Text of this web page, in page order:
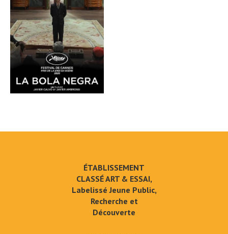
ÉTABLISSEMENT
CLASSÉ ART & ESSAI,
Labelissé Jeune Public,
Recherche et
Découverte